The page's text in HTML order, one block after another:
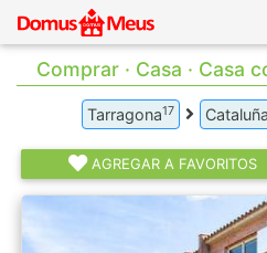
Comprar · Casa · Casa
Tarragona17 Cataluña
AGREGAR A FAVORITOS